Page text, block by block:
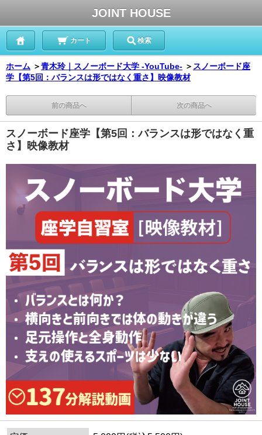
JOINT HOUSE
カート 検索
ホーム ＞青木玲｜スノーボード大学 -YouTube- ＞ スノーボード座
学【第5回：バランスは形ではなく重さ】映像教材
前の商品へ 次の商品へ
スノーボード座学【第5回：バランスは形ではなく重
さ】映像教材